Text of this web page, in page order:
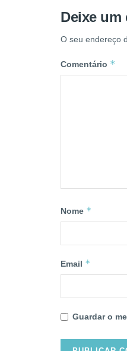
Deixe um
O seu endereço
Comentário *
Nome *
Email *
Guardar o